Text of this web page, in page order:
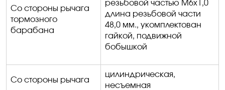
Со стороны рычага
тормозного
барабана
резьбовой частью М6х1,0
длина резьбовой части
48,0 мм., укомплектован
гайкой, подвижной
бобышкой
Со стороны рычага
цилиндрическая,
несъемная